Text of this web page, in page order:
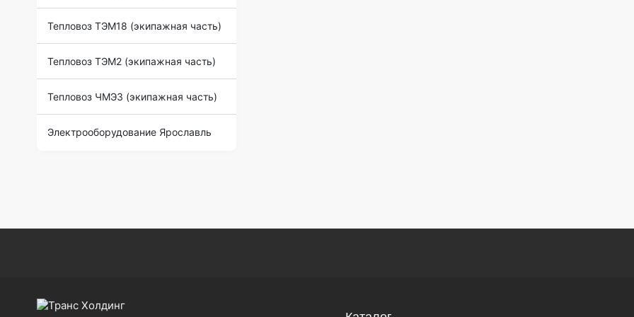
Тепловоз ТЭМ18 (экипажная часть)
Тепловоз ТЭМ2 (экипажная часть)
Тепловоз ЧМЭ3 (экипажная часть)
Электрооборудование Ярославль